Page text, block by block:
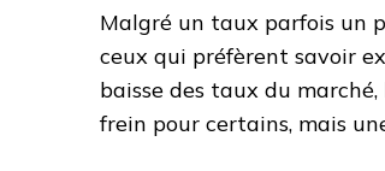
Malgré un taux parfois un
ceux qui préfèrent savoir
baisse des taux du
frein pour certains, mais